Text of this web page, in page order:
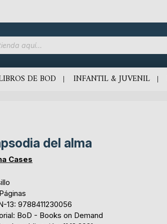
DE BOD INFANTIL & JUVENIL
del alma
Cases
13: 9788411230056
BoD - Books on Demand